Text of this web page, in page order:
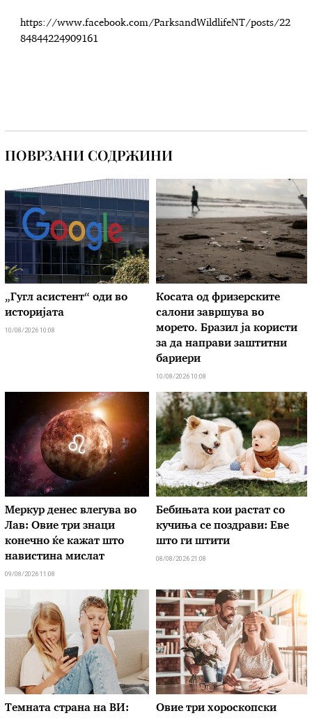
https://www.facebook.com/ParksandWildlifeNT/posts/22
84844224909161
ПОВРЗАНИ СОДРЖИНИ
„Гугл асистент“ оди во
историјата
10/08/2026 10:08
Косата од фризерските
салони завршува во
морето. Бразил ја користи
за да направи заштитни
бариери
10/08/2026 10:08
Меркур денес влегува во
Лав: Овие три знаци
конечно ќе кажат што
навистина мислат
09/08/2026 11:08
Бебињата кои растат со
кучиња се поздрави: Еве
што ги штити
08/08/2026 21:08
Темната страна на ВИ:
Овие три хороскопски